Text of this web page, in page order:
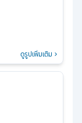
ดูรูปเพิ่มเติม